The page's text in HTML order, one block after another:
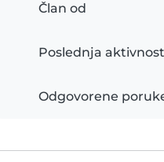
Član od
Poslednja aktivnost
Odgovorene